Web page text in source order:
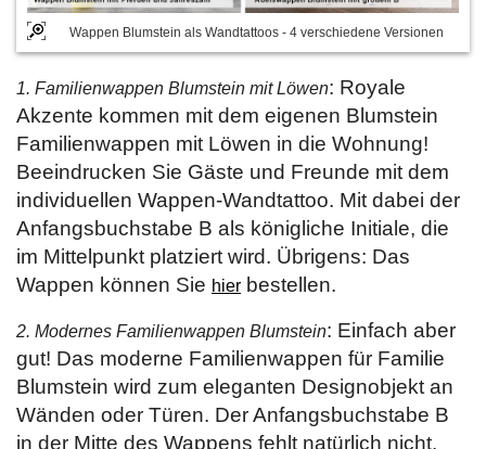
Wappen Blumstein als Wandtattoos - 4 verschiedene Versionen
1. Familienwappen Blumstein mit Löwen: Royale
Akzente kommen mit dem eigenen Blumstein
Familienwappen mit Löwen in die Wohnung!
Beeindrucken Sie Gäste und Freunde mit dem
individuellen Wappen-Wandtattoo. Mit dabei der
Anfangsbuchstabe B als königliche Initiale, die
im Mittelpunkt platziert wird. Übrigens: Das
Wappen können Sie hier bestellen.
2. Modernes Familienwappen Blumstein: Einfach aber
gut! Das moderne Familienwappen für Familie
Blumstein wird zum eleganten Designobjekt an
Wänden oder Türen. Der Anfangsbuchstabe B
in der Mitte des Wappens fehlt natürlich nicht.